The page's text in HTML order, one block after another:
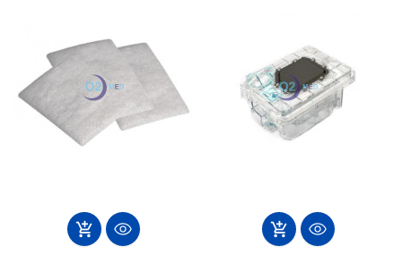
add_shopping_cart add_shopping_cart